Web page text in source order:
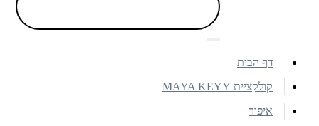
דף הבית
קולקציית MAYA KEYY
איפור